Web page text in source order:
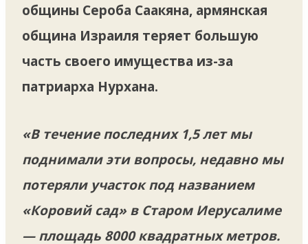
общины Сероба Саакяна, армянская
община Израиля теряет большую
часть своего имущества из-за
патриарха Нурхана.
«В течение последних 1,5 лет мы
поднимали эти вопросы, недавно мы
потеряли участок под названием
«Коровий сад» в Старом Иерусалиме
— площадь 8000 квадратных метров.